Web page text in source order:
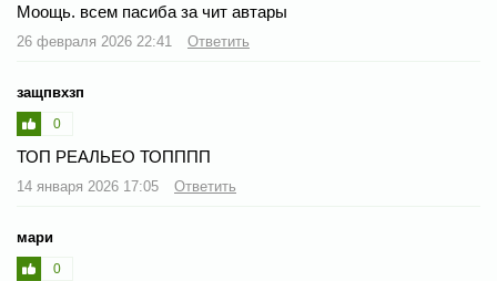
Моощь. всем пасиба за чит автары
26 февраля 2026 22:41 Ответить
защпвхзп
0
ТОП РЕАЛЬЕО ТОПППП
14 января 2026 17:05 Ответить
мари
0